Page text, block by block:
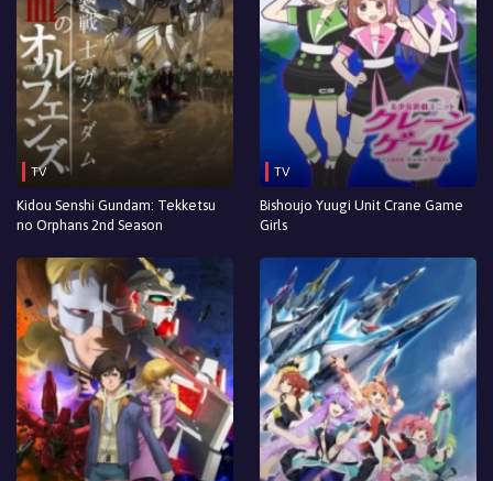
TV
Kidou Senshi Gundam: Tekketsu
no Orphans 2nd Season
TV
Bishoujo Yuugi Unit Crane Game
Girls